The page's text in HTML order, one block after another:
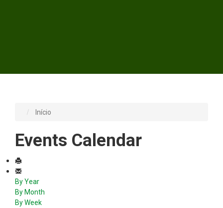
Início
Events Calendar
By Year
By Month
By Week